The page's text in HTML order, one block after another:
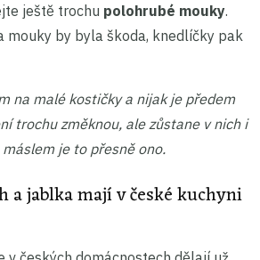
ještě trochu polohrubé mouky.
mouky by byla škoda, knedlíčky pak
na malé kostičky a nijak je předem
trochu změknou, ale zůstane v nich i
je to přesně ono.
a jablka mají v české kuchyni